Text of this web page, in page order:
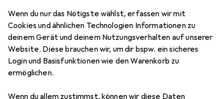
Wenn du nur das Nötigste wählst, erfassen wir mit
Cookies und ähnlichen Technologien Informationen zu
deinem Gerät und deinem Nutzungsverhalten auf unserer
Website. Diese brauchen wir, um dir bspw. ein sicheres
Login und Basisfunktionen wie den Warenkorb zu
ermöglichen.
Wenn du allem zustimmst, können wir diese Daten